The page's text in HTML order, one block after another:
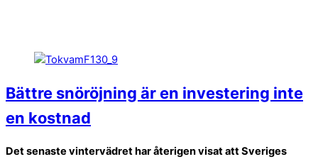
Bättre snöröjning är en investering inte
en kostnad
Det senaste vintervädret har återigen visat att Sveriges